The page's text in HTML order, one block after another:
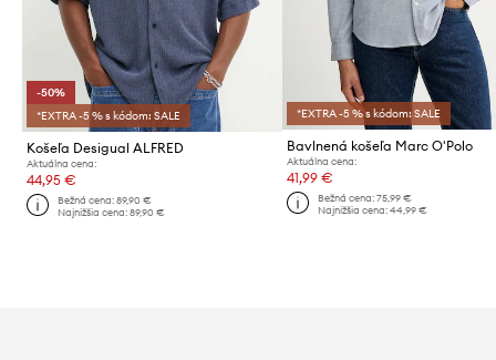
-50%
*EXTRA -5 % s kódom: SALE
Košeľa Desigual ALFRED
Aktuálna cena:
44,95 €
Bežná cena:89,90 €
Najnižšia cena:89,90 €
*EXTRA -5 % s kódom: SALE
Bavlnená košeľa Marc O'Polo
Aktuálna cena:
41,99 €
Bežná cena: 75,99 €
Najnižšia cena: 44,99 €